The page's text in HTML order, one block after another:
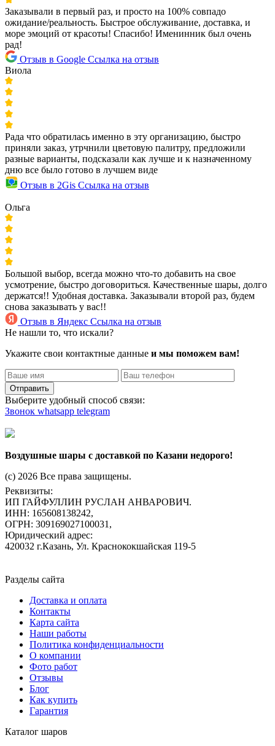
Заказывали в первый раз, и просто на 100% совпадо
ожидание/реальность. Быстрое обслуживание, доставка, и
море эмоций от красоты! Спасибо! Именинник был очень
рад!
Отзыв в Google Ссылка на отзыв
Виола
Рада что обратилась именно в эту организацию, быстро
приняли заказ, утрчнили цветовую палитру, предложили
разные варианты, подсказали как лучше и к назначенному
дню все было готово в лучшем виде
Отзыв в 2Gis Ссылка на отзыв
Ольга
Большой выбор, всегда можно что-то добавить на свое
усмотрение, быстро договориться. Качественные шары, долго
держатся!! Удобная доставка. Заказывали второй раз, будем
снова заказывать у вас!!
Отзыв в Яндекс Ссылка на отзыв
Не нашли то, что искали?
Укажите свои контактные данные и мы поможем вам!
Отправить
Выберите удобный способ связи:
Звонок whatsapp telegram
Воздушные шары с доставкой по Казани недорого!
(c) 2026 Все права защищены.
Реквизиты:
ИП ГАЙФУЛЛИН РУСЛАН АНВАРОВИЧ.
ИНН: 165608138242,
ОГРН: 309169027100031,
Юридический адрес:
420032 г.Казань, Ул. Краснококшайская 119-5
Разделы сайта
Доставка и оплата
Контакты
Карта сайта
Наши работы
Политика конфиденциальности
О компании
Фото работ
Отзывы
Блог
Как купить
Гарантия
Каталог шаров